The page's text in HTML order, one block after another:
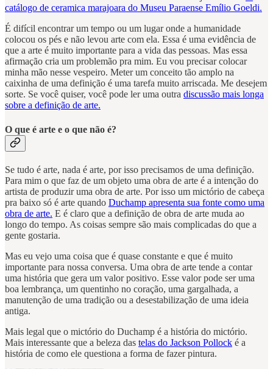
catálogo de ceramica marajoara do Museu Paraense Emílio Goeldi.
É difícil encontrar um tempo ou um lugar onde a humanidade
colocou os pés e não levou arte com ela. Essa é uma evidência de
que a arte é muito importante para a vida das pessoas. Mas essa
afirmação cria um problemão pra mim. Eu vou precisar colocar
minha mão nesse vespeiro. Meter um conceito tão amplo na
caixinha de uma definição é uma tarefa muito arriscada. Me desejem
sorte. Se você quiser, você pode ler uma outra discussão mais longa
sobre a definição de arte.
O que é arte e o que não é?
Se tudo é arte, nada é arte, por isso precisamos de uma definição.
Para mim o que faz de um objeto uma obra de arte é a intenção do
artista de produzir uma obra de arte. Por isso um mictório de cabeça
pra baixo só é arte quando Duchamp apresenta sua fonte como uma
obra de arte. E é claro que a definição de obra de arte muda ao
longo do tempo. As coisas sempre são mais complicadas do que a
gente gostaria.
Mas eu vejo uma coisa que é quase constante e que é muito
importante para nossa conversa. Uma obra de arte tende a contar
uma história que gera um valor positivo. Esse valor pode ser uma
boa lembrança, um quentinho no coração, uma gargalhada, a
manutenção de uma tradição ou a desestabilização de uma ideia
antiga.
Mais legal que o mictório do Duchamp é a história do mictório.
Mais interessante que a beleza das telas do Jackson Pollock é a
história de como ele questiona a forma de fazer pintura.